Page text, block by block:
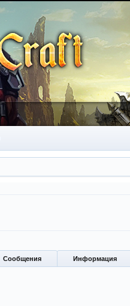
Сообщения Информация